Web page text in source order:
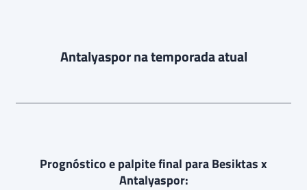
Antalyaspor na temporada atual
Prognóstico e palpite final para Besiktas x
Antalyaspor: